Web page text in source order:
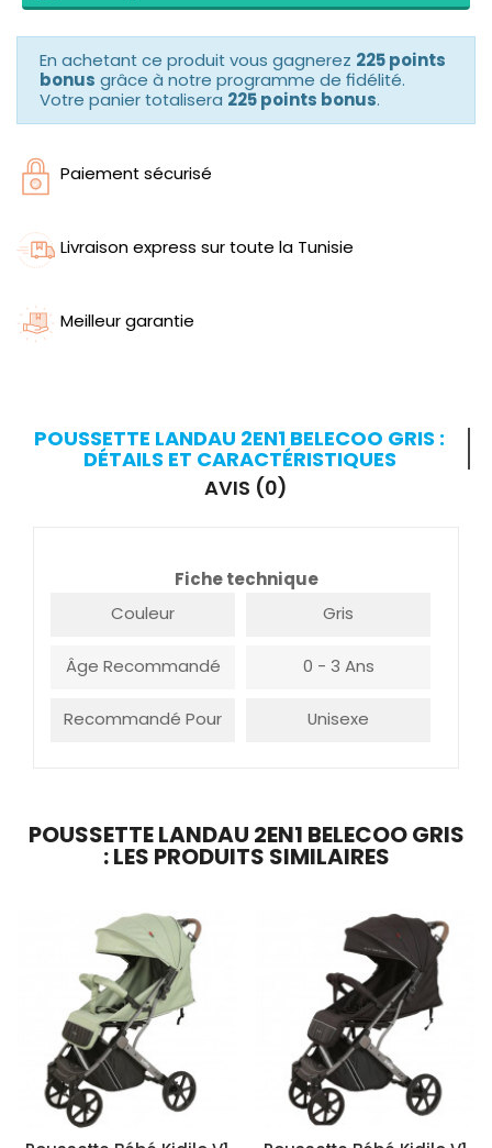
En achetant ce produit vous gagnerez 225 points
bonus grâce à notre programme de fidélité.
Votre panier totalisera 225 points bonus.
Paiement sécurisé
Livraison express sur toute la Tunisie
Meilleur garantie
POUSSETTE LANDAU 2EN1 BELECOO GRIS :
DÉTAILS ET CARACTÉRISTIQUES
AVIS (0)
Fiche technique
Couleur
Gris
Âge Recommandé 0 - 3 Ans
Recommandé Pour Unisexe
POUSSETTE LANDAU 2EN1 BELECOO GRIS
: LES PRODUITS SIMILAIRES